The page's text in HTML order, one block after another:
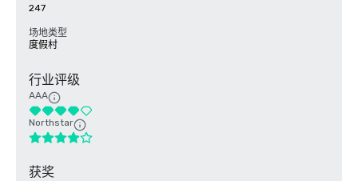
247
场地类型
度假村
行业评级
AAA
Northstar
获奖